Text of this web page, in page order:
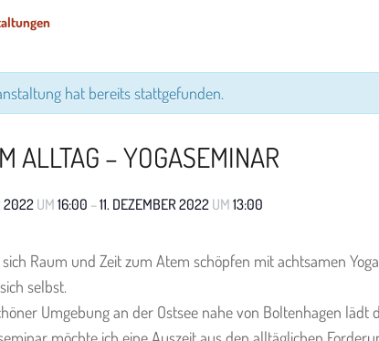
hat bereits stattgefunden.
ALLTAG – YOGASEMINAR
2022UM 16:00 –11. DEZEMBER 2022 UM 13:00
Raum und Zeit zum Atem schöpfen mit achtsamen
selbst.
Umgebung an der Ostsee nahe von Boltenhagen lädt